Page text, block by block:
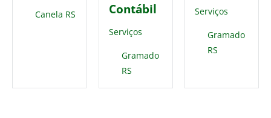
Canela RS
Contábil
Serviços
Gramado
RS
Serviços
Gramado
RS